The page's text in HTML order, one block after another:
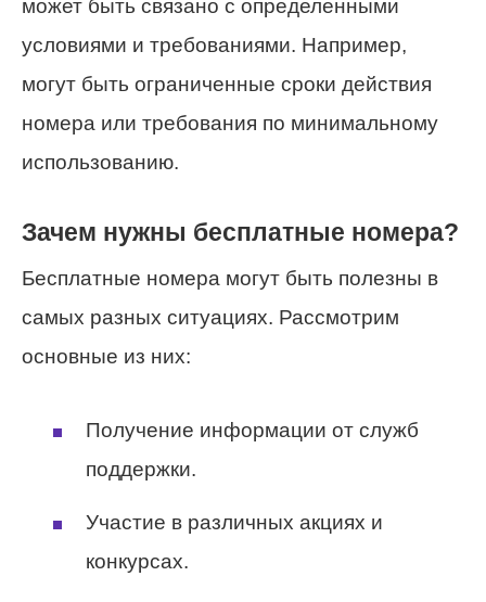
может быть связано с определенными
условиями и требованиями. Например,
могут быть ограниченные сроки действия
номера или требования по минимальному
использованию.
Зачем нужны бесплатные номера?
Бесплатные номера могут быть полезны в
самых разных ситуациях. Рассмотрим
основные из них:
Получение информации от служб
поддержки.
Участие в различных акциях и
конкурсах.